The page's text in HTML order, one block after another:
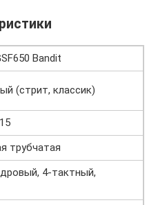
Bandit
(стрит, классик)
трубчатая
4-тактный,